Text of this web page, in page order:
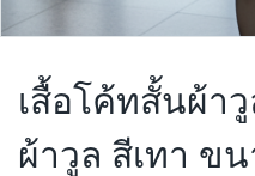
เสื้อโค้ทสั้นผ้า
ผ้าวูล สีเทา ขน